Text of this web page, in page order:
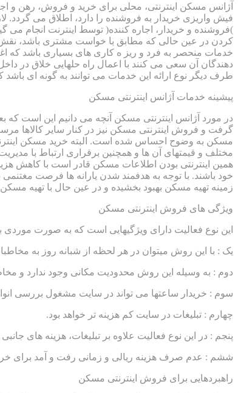
آژانس مسکن اینترنتی، محلی برای خرید و فروش، رهن و
فیش واریزی خریدار به فروشنده را دارد، اطلاق می گردد.
)فروشنده و خریدار، اجاره کننده( توسط اینترنت انجام
کردن در عین حالی که مطابق با خواست مشتری باشد، نقش
خدمات منحصر به فرد و ریز ه کاری های بسیاری باشد که
دهندگان آن سعی می کنند با اعمال راه حلهایی خلاق در
طرف دیگر نوع ارائه این خدمات می توانند به گونه ای
پیشینه خدمات آژانس اینترنتی مسکن
در مورد آژانس اینترنتی مسکن آنچه می دانیم این است که
گرفت و فروش اینترنتی مسکن نیز در کنار سایر کالاها
مسکن به وضوح احساس شده است. البته خرید مسکن
مختلف و قیمتهای آن ها و همچنین برقراری ارتباط با
همین اینترنتی بودن اطلاعات مسکن قادر است با کاهش
خود باشند. با توجه به هدفمند شدن یارانه ها فرصت
زمینه تهیه مسکن بهبود بخشیده و در عین حال با تهیه مسکن
ویژگی های فروش اینترنتی مسکن
این نوع فعالیت دارای ویژگیهایی است که به صورت موردی
یک : با این روش میتوان در هر لحظه از شبانه روز به
دوم : به وسیله این روش محدودیت مکانی وجود ندارد و
سوم : خریدار ساعتها می تواند در سایت مشغول بررسی
چهارم : تبلیغات در سایت کم هزینه تر خواهد بود.
پنجم : در این نوع فعالیت علاوه بر تبلیغات، هزینه های
ششم : عدم صرف هزینه ریالی و زمانی رفت و آمد برای
راهبردهایی برای فروش اینترنتی مسکن